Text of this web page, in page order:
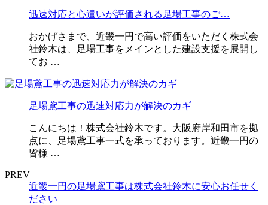
迅速対応と心遣いが評価される足場工事のご…
おかげさまで、近畿一円で高い評価をいただく株式会
社鈴木は、足場工事をメインとした建設支援を展開し
てお …
足場鳶工事の迅速対応力が解決のカギ
こんにちは！株式会社鈴木です。大阪府岸和田市を拠
点に、足場鳶工事一式を承っております。近畿一円の
皆様 …
PREV
近畿一円の足場鳶工事は株式会社鈴木に安心お任せく
ださい